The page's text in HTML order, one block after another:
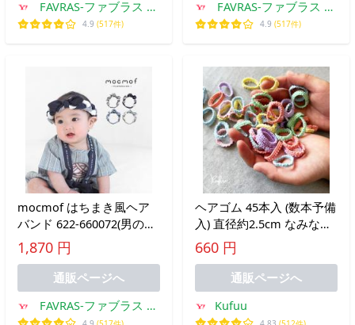
FAVRAS-ファブラス 雑
貨&ギフト
4.9 (517件)
FAVRAS-ファブラス 雑
貨&ギフト
4.9 (517件)
mocmof はちまき風ヘア
バンド 622-660072(男の子
はちまき ヘアアクセサリ
ー おしゃれ かわいい 夏
祭り 浴衣 ヘアバンド ヘッ
ドバンド ベビー 縁日 花火
大会)
1,870 円
通販ページへ
FAVRAS-ファブラス 雑
ヘアゴム 45本入 (数本予備
入) 直径約2.5cm なみなみ
ギザ ぎざ からまらない 飾
りなし ベビー キッズ 子供
アクセサリー 赤ちゃん ヘ
アゴム Rubber
660 円
通販ページへ
Kufuu